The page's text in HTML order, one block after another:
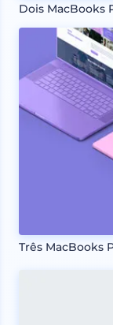
Dois MacBooks
Três MacBooks